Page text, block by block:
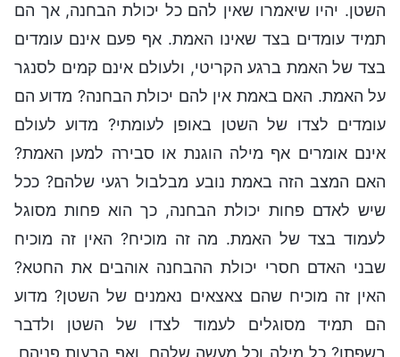
השטן. יהיו שיאמרו שאין להם כל יכולת הבחנה, אך הם
תמיד עומדים בצד שאינו האמת. אף פעם אינם עומדים
בצד של האמת ברגע הקריטי, ולעולם אינם קמים לסנגר
על האמת. האם באמת אין להם יכולת הבחנה? מדוע הם
עומדים לצדו של השטן באופן לעומתי? מדוע לעולם
אינם אומרים אף מילה הוגנת או סבירה למען האמת?
האם המצב הזה באמת נובע מבלבול רגעי שלהם? ככל
שיש לאדם פחות יכולת הבחנה, כך הוא פחות מסוגל
לעמוד בצד של האמת. מה זה מוכיח? האין זה מוכיח
שבני האדם חסרי יכולת ההבחנה אוהבים את החטא?
האין זה מוכיח שהם צאצאים נאמנים של השטן? מדוע
הם תמיד מסוגלים לעמוד לצדו של השטן ולדבר
בשפתו? כל מילה וכל מעשה שלהם, ואף הבעות פניהם,